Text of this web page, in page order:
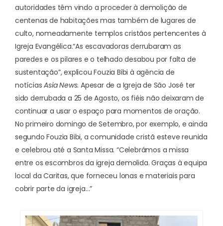
autoridades têm vindo a proceder à demolição de
centenas de habitações mas também de lugares de
culto, nomeadamente templos cristãos pertencentes à
Igreja Evangélica.“As escavadoras derrubaram as
paredes e os pilares e o telhado desabou por falta de
sustentação”, explicou Fouzia Bibi à agência de
notíciasAsia News. Apesar de a Igreja de São José ter
sido derrubada a 25 de Agosto, os fiéis não deixaram de
continuar a usar o espaço para momentos de oração.
No primeiro domingo de Setembro, por exemplo, e ainda
segundo Fouzia Bibi, a comunidade cristã esteve reunida
e celebrou até a Santa Missa. “Celebrámos a missa
entre os escombros da igreja demolida. Graças à equipa
local da Caritas, que forneceu lonas e materiais para
cobrir parte da igreja…”